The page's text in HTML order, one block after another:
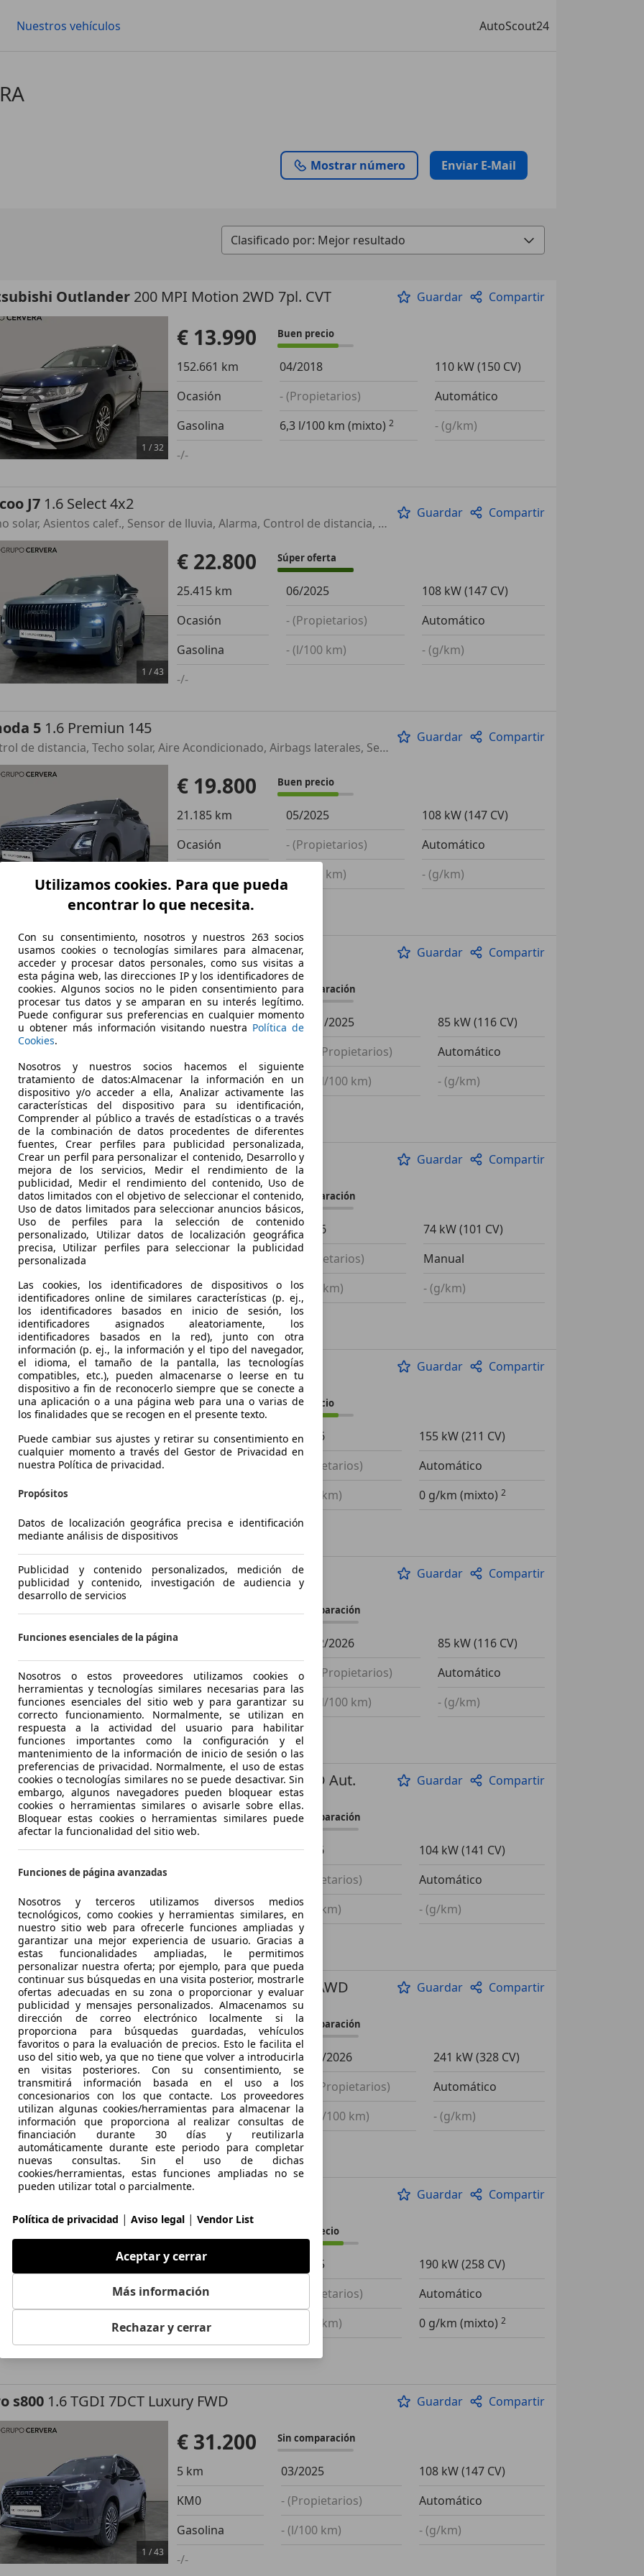
Nuestros vehículos AutoScout24
Mostrar número Enviar E-Mail
1 /32
Outlander 200 MPI Motion 2WD 7pl. CVT Guardar Compartir
€ 13.990 Buen precio
152.661 km 04/2018
110 kW (150 CV)
Ocasión
- (Propietarios)
Automático
Gasolina
6,3 l/100 km (mixto)
- (g/km)
-/-
1 /43
J7 1.6 Select 4x2
Techo solar, Asientos calef., Sensor de lluvia, Alarma, Control de distancia, Airbags laterales, ABS, Faros antiniebla
Guardar Compartir
€ 22.800 Súper oferta
25.415 km 06/2025
108 kW (147 CV)
Ocasión
- (Propietarios)
Automático
Gasolina
- (l/100 km)
- (g/km)
-/-
5 1.6 Premiun 145
Control de distancia, Techo solar, Aire Acondicionado, Airbags laterales, Sensor de lluvia, ESP, Bluetooth, Elevalunas eléctrico
Guardar Compartir
€ 19.800 Buen precio
21.185 km 05/2025
108 kW (147 CV)
Ocasión
- (Propietarios)
Automático
- (l/100 km)
- (g/km)
-/-
1/34
2Hybrid 1.5 Homura CVT 85kW Guardar Compartir
€ 22.990 Sin comparación
50 km 11/2025
85 kW (116 CV)
- (Propietarios)
Automático
Electro/Gasolina
- (l/100 km)
- (g/km)
-/-
1/33
Avenger 1.2 Longitude 74KW Guardar Compartir
€ 17.990 Sin comparación
8 km 06/2026
74 kW (101 CV)
- (Propietarios)
Manual
Gasolina
- (l/100 km)
- (g/km)
-/-
33
Jaecoo 5 155kW Exclusive bateria 60.9kWh Guardar Compartir
€ 27.990 Buen precio
7.000 km 03/2026
155 kW (211 CV)
- (Propietarios)
Automático
- (l/100 km)
0 g/km (mixto)
-/-
1/ 29
2 Hybrid 1.5 Homura CVT 85kW Guardar Compartir
€ 19.300 Sin comparación
11 km 02/2026
85 kW (116 CV)
KM0
- (Propietarios)
Automático
Electro/Gasolina
- (l/100 km)
- (g/km)
-/-
1/36
CX-5 2.5 e-Skyactiv-G MHEV Centre-Line FWD Aut. Guardar Compartir
€ 33.600 Sin comparación
8 km 05/2026
104 kW (141 CV)
- (Propietarios)
Automático
Gasolina
- (l/100 km)
- (g/km)
-/-
44
CX-602.5L e-Skyactiv-G PHEV Homura Plus AWD Guardar Compartir
€ 48.990 Sin comparación
5 km 02/2026
241 kW (328 CV)
KM0
- (Propietarios)
Automático
Electro/Gasolina
- (l/100 km)
- (g/km)
-/-
1/30
66e EV Takumi Plus 258 Guardar Compartir
€ 34.900 Buen precio
9.815 km 07/2025
190 kW (258 CV)
Ocasión
- (Propietarios)
Automático
Eléctrico
- (l/100 km)
0 g/km (mixto)
1 /43
s800 1.6 TGDI 7DCT Luxury FWD Guardar Compartir
€ 31.200 Sin comparación
5 km 03/2025
108 kW (147 CV)
KM0
- (Propietarios)
Automático
Gasolina
- (l/100 km)
- (g/km)
-/-
Utilizamos cookies. Para que pueda
encontrar lo que necesita.
Con su consentimiento, nosotros y nuestros 263 socios
usamos cookies o tecnologías similares para almacenar,
acceder y procesar datos personales, como sus visitas a
esta página web, las direcciones IP y los identificadores de
cookies. Algunos socios no le piden consentimiento para
procesar tus datos y se amparan en su interés legítimo.
Puede configurar sus preferencias en cualquier momento
u obtener más información visitando nuestra Política de
Cookies.
Nosotros y nuestros socios hacemos el siguiente
tratamiento de datos:Almacenar la información en un
dispositivo y/o acceder a ella, Analizar activamente las
características del dispositivo para su identificación,
Comprender al público a través de estadísticas o a través
de la combinación de datos procedentes de diferentes
fuentes, Crear perfiles para publicidad personalizada,
Crear un perfil para personalizar el contenido, Desarrollo y
mejora de los servicios, Medir el rendimiento de la
publicidad, Medir el rendimiento del contenido, Uso de
datos limitados con el objetivo de seleccionar el contenido,
Uso de datos limitados para seleccionar anuncios básicos,
Uso de perfiles para la selección de contenido
personalizado, Utilizar datos de localización geográfica
precisa, Utilizar perfiles para seleccionar la publicidad
personalizada
Las cookies, los identificadores de dispositivos o los
identificadores online de similares características (p. ej.,
los identificadores basados en inicio de sesión, los
identificadores asignados aleatoriamente, los
identificadores basados en la red), junto con otra
información (p. ej., la información y el tipo del navegador,
el idioma, el tamaño de la pantalla, las tecnologías
compatibles, etc.), pueden almacenarse o leerse en tu
dispositivo a fin de reconocerlo siempre que se conecte a
una aplicación o a una página web para una o varias de
los finalidades que se recogen en el presente texto.
Puede cambiar sus ajustes y retirar su consentimiento en
cualquier momento a través del Gestor de Privacidad en
nuestra Política de privacidad.
Propósitos
Datos de localización geográfica precisa e identificación
mediante análisis de dispositivos
Publicidad y contenido personalizados, medición de
publicidad y contenido, investigación de audiencia y
desarrollo de servicios
Funciones esenciales de la página
Nosotros o estos proveedores utilizamos cookies o
herramientas y tecnologías similares necesarias para las
funciones esenciales del sitio web y para garantizar su
correcto funcionamiento. Normalmente, se utilizan en
respuesta a la actividad del usuario para habilitar
funciones importantes como la configuración y el
mantenimiento de la información de inicio de sesión o las
preferencias de privacidad. Normalmente, el uso de estas
cookies o tecnologías similares no se puede desactivar. Sin
embargo, algunos navegadores pueden bloquear estas
cookies o herramientas similares o avisarle sobre ellas.
Bloquear estas cookies o herramientas similares puede
afectar la funcionalidad del sitio web.
Funciones de página avanzadas
Nosotros y terceros utilizamos diversos medios
tecnológicos, como cookies y herramientas similares, en
nuestro sitio web para ofrecerle funciones ampliadas y
garantizar una mejor experiencia de usuario. Gracias a
estas funcionalidades ampliadas, le permitimos
personalizar nuestra oferta; por ejemplo, para que pueda
continuar sus búsquedas en una visita posterior, mostrarle
ofertas adecuadas en su zona o proporcionar y evaluar
publicidad y mensajes personalizados. Almacenamos su
dirección de correo electrónico localmente si la
proporciona para búsquedas guardadas, vehículos
favoritos o para la evaluación de precios. Esto le facilita el
uso del sitio web, ya que no tiene que volver a introducirla
en visitas posteriores. Con su consentimiento, se
transmitirá información basada en el uso a los
concesionarios con los que contacte. Los proveedores
utilizan algunas cookies/herramientas para almacenar la
información que proporciona al realizar consultas de
financiación durante 30 días y reutilizarla
automáticamente durante este periodo para completar
nuevas consultas. Sin el uso de dichas
cookies/herramientas, estas funciones ampliadas no se
pueden utilizar total o parcialmente.
Política de privacidad | Aviso legal | Vendor List
Aceptar y cerrar
Más información
Rechazar y cerrar